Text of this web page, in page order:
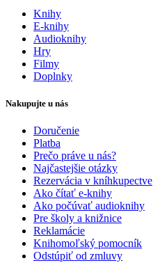
Knihy
E-knihy
Audioknihy
Hry
Filmy
Doplnky
Nakupujte u nás
Doručenie
Platba
Prečo práve u nás?
Najčastejšie otázky
Rezervácia v kníhkupectve
Ako čítať e-knihy
Ako počúvať audioknihy
Pre školy a knižnice
Reklamácie
Knihomoľský pomocník
Odstúpiť od zmluvy